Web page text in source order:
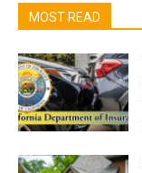
MOST READ